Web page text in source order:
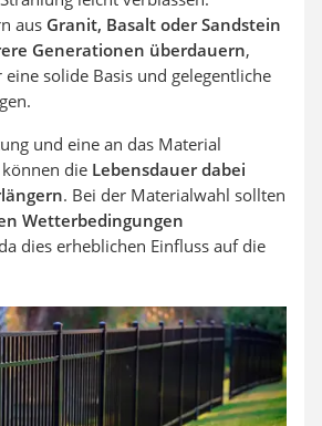
aus Granit, Basalt oder Sandstein
Generationen überdauern,
solide Basis und gelegentliche
und eine an das Material
die Lebensdauer dabei
. Bei der Materialwahl sollten
Wetterbedingungen
dies erheblichen Einfluss auf die